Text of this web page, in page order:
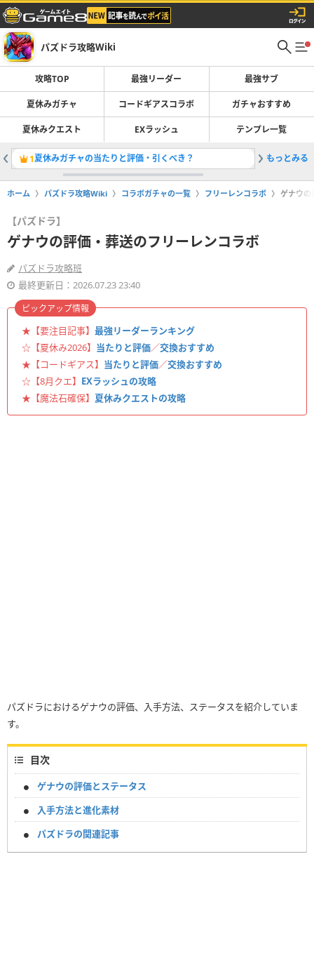
パズドラ攻略Wiki
攻略TOP 最強リーダー 最強サブ
夏休みガチャ コードギアスコラボ ガチャおすすめ
夏休みクエスト EXラッシュ テンプレ一覧
1夏休みガチャの当たりと評価・引くべき？ 2最強リ
もっとみる
ホーム パズドラ攻略Wiki コラボガチャの一覧 フリーレンコラボ ゲナウの
【パズドラ】
ゲナウの評価・葬送のフリーレンコラボ
パズドラ攻略班
最終更新日：2026.07.23 23:40
★【要注目記事】 最強リーダーランキング
☆【夏休み2026】 当たりと評価／交換おすすめ
★【コードギアス】 当たりと評価／交換おすすめ
☆【8月クエ】 EXラッシュの攻略
★【魔法石確保】 夏休みクエストの攻略
ピックアップ情報
パズドラにおけるゲナウの評価、入手方法、ステータスを紹介していま
す。
目次
ゲナウの評価とステータス
入手方法と進化素材
パズドラの関連記事